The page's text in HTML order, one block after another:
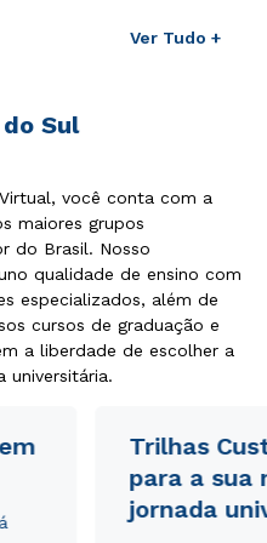
Ver Tudo +
Sul
você conta com a
maiores grupos
do Brasil. Nosso
qualidade de ensino com
especializados, além de
cursos de graduação e
a liberdade de escolher a
universitária.
Trilhas
para a sua
jornada
de Privacidade.